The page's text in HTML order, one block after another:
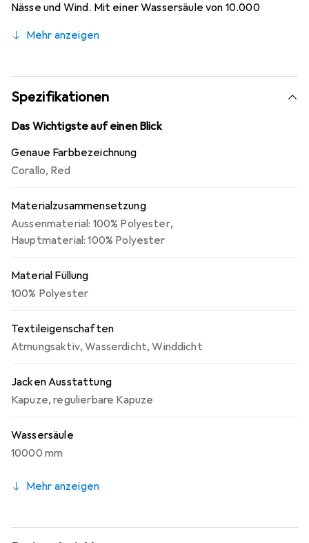
Nässe und Wind. Mit einer Wassersäule von 10.000
atmungsaktiv, sodass Sie auch bei starkem Regen trocken
Manschetten ermöglichen eine individuelle Anpassung,
während die getapten Nähte zusätzliche Sicherheit
gegen eindringende Feuchtigkeit bieten. Diese Jacke
vereint Funktionalität und Stil und ist somit perfekt für
Mehr anzeigen
Spezifikationen
Das Wichtigste auf einen Blick
Genaue Farbbezeichnung
Corallo, Red
Materialzusammensetzung
Aussenmaterial: 100% Polyester,
Hauptmaterial: 100% Polyester
Material Füllung
100% Polyester
Textileigenschaften
Atmungsaktiv,Wasserdicht,Winddicht
Jacken Ausstattung
Kapuze,regulierbare Kapuze
Wassersäule
10000 mm
Mehr anzeigen